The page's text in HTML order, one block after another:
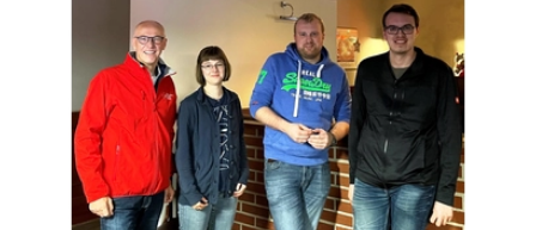
Mitternacht einen Notruf entgegen und alarmierte
aufgrund der Meldung zahlreiche Einsatzkräfte.